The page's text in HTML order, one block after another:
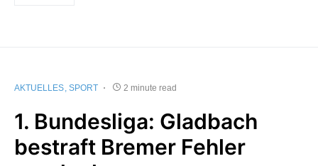
AKTUELLES SPORT 2 minute read
1. Bundesliga: Gladbach
bestraft Bremer Fehler